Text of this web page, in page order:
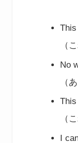
This
（
No
（
（
I